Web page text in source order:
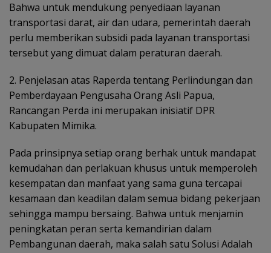
Bahwa untuk mendukung penyediaan layanan
transportasi darat, air dan udara, pemerintah daerah
perlu memberikan subsidi pada layanan transportasi
tersebut yang dimuat dalam peraturan daerah.
2. Penjelasan atas Raperda tentang Perlindungan dan
Pemberdayaan Pengusaha Orang Asli Papua,
Rancangan Perda ini merupakan inisiatif DPR
Kabupaten Mimika.
Pada prinsipnya setiap orang berhak untuk mandapat
kemudahan dan perlakuan khusus untuk memperoleh
kesempatan dan manfaat yang sama guna tercapai
kesamaan dan keadilan dalam semua bidang pekerjaan
sehingga mampu bersaing. Bahwa untuk menjamin
peningkatan peran serta kemandirian dalam
Pembangunan daerah, maka salah satu Solusi Adalah